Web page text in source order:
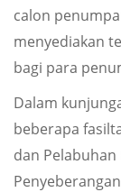
calon
menyediakan
bagi para
Dalam
beberapa
dan